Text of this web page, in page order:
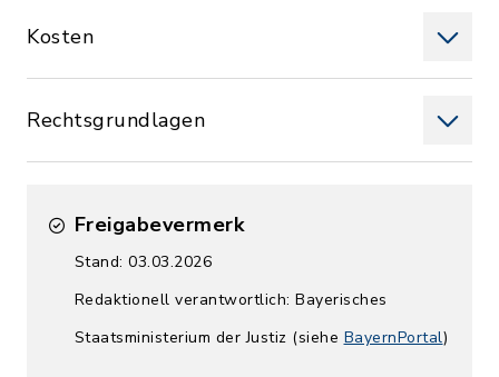
Kosten
Rechtsgrundlagen
Freigabevermerk
Stand: 03.03.2026
Redaktionell verantwortlich: Bayerisches
Staatsministerium der Justiz (siehe BayernPortal)